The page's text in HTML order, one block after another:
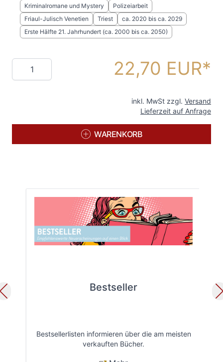
Kriminalromane und Mystery
Polizeiarbeit
Friaul-Julisch Venetien
Triest
ca. 2020 bis ca. 2029
Erste Hälfte 21. Jahrhundert (ca. 2000 bis ca. 2050)
Menge 22,70 EUR
inkl. MwSt zzgl. Versand
Lieferzeit auf Anfrage
WARENKORB
Bestseller
Bestsellerlisten informieren über die am meisten
verkauften Bücher.